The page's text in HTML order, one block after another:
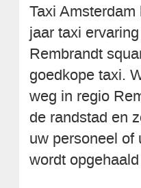
Taxi
jaar taxi
Rembrandt
goedkope taxi.
weg in regio
de randstad en
uw personeel of
wordt